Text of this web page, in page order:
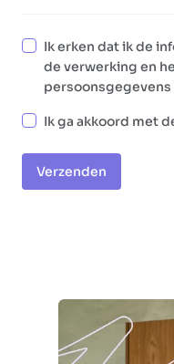
Ik erken dat ik de
de verwerking en
persoonsgegevens
Ik ga akkoord met
Verzenden